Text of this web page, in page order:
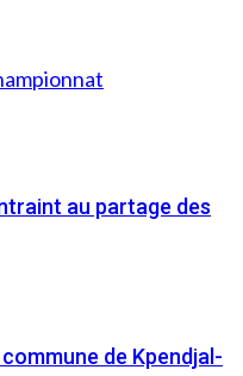
au partage des
de Kpendjal-